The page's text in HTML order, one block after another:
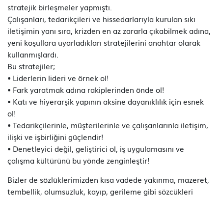
stratejik birleşmeler yapmıştı.
Çalışanları, tedarikçileri ve hissedarlarıyla kurulan sıkı
iletişimin yanı sıra, krizden en az zararla çıkabilmek adına,
yeni koşullara uyarladıkları stratejilerini anahtar olarak
kullanmışlardı.
Bu stratejiler;
• Liderlerin lideri ve örnek ol!
• Fark yaratmak adına rakiplerinden önde ol!
• Katı ve hiyerarşik yapının aksine dayanıklılık için esnek
ol!
• Tedarikçilerinle, müşterilerinle ve çalışanlarınla iletişim,
ilişki ve işbirliğini güçlendir!
• Denetleyici değil, geliştirici ol, iş uygulamasını ve
çalışma kültürünü bu yönde zenginleştir!
Bizler de sözlüklerimizden kısa vadede yakınma, mazeret,
tembellik, olumsuzluk, kayıp, gerileme gibi sözcükleri